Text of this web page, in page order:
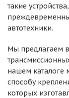
такие
автотехники.
Мы предлагаем
нашем каталоге
способу
которых